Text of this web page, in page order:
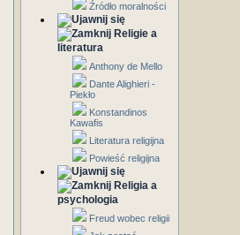
Źródło moralności
Religie a
literatura
Anthony de Mello
Dante Alighieri -
Piekło
Konstandinos
Kawafis
Literatura religijna
Powieść religijna
Religia a
psychologia
Freud wobec religii